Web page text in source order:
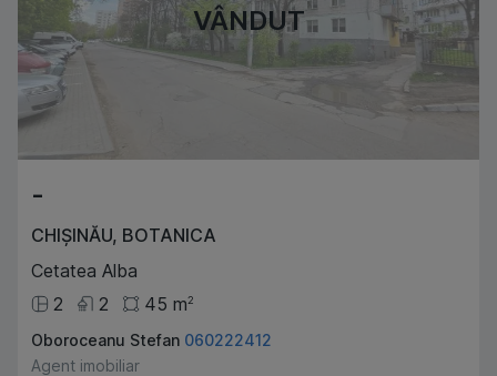
VÂNDUT
-
CHIȘINĂU, BOTANICA
Cetatea Alba
2
2 45 m2
Oboroceanu Stefan 060222412
Agent imobiliar